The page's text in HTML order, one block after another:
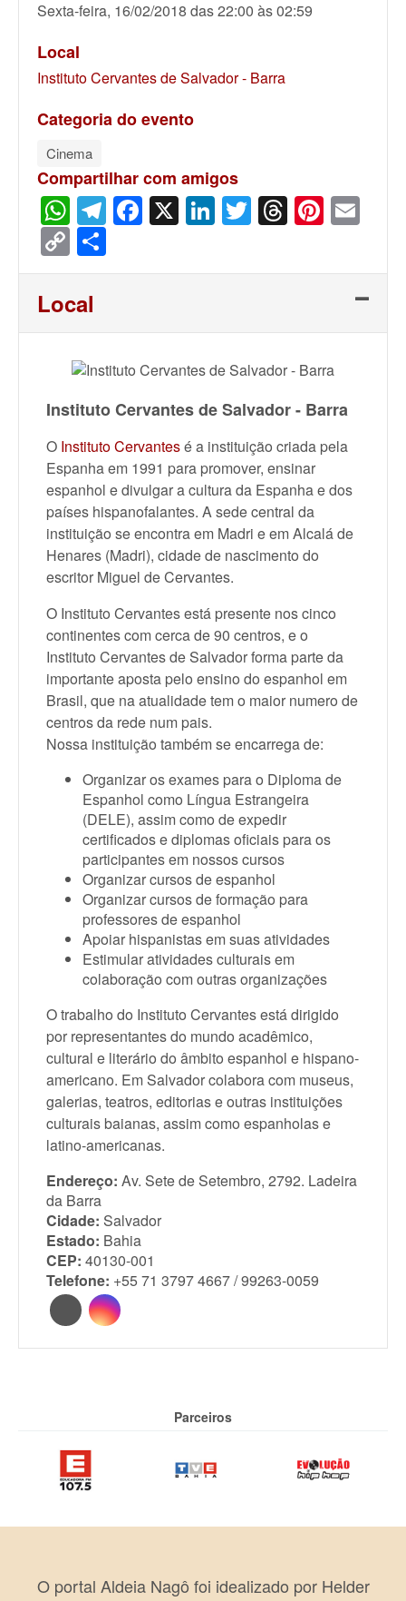
Sexta-feira, 16/02/2018 das 22:00 às 02:59
Local
Instituto Cervantes de Salvador - Barra
Categoria do evento
Cinema
Compartilhar com amigos
WhatsApp
Telegram
Facebook
X LinkedIn
Twitter
Threads
Copy
Link
Local
Instituto Cervantes de Salvador - Barra
O Instituto Cervantesé a instituição criada pela
Espanha em 1991 para promover, ensinar
espanhol e divulgar a cultura da Espanha e dos
países hispanofalantes. A sede central da
instituição se encontra em Madri e em Alcalá de
Henares (Madri), cidade de nascimento do
escritor Miguel de Cervantes.
O Instituto Cervantes está presente nos cinco
continentes com cerca de 90 centros, e o
Instituto Cervantes de Salvador forma parte da
importante aposta pelo ensino do espanhol em
Brasil, que na atualidade tem o maior numero de
centros da rede num pais.
Nossa instituição também se encarrega de:
Organizar os exames para o Diploma de
Espanhol como Língua Estrangeira
(DELE), assim como de expedir
certificados e diplomas oficiais para os
participantes em nossos cursos
Organizar cursos de espanhol
Organizar cursos de formação para
professores de espanhol
Apoiar hispanistas em suas atividades
Estimular atividades culturais em
colaboração com outras organizações
O trabalho do Instituto Cervantes está dirigido
por representantes do mundo acadêmico,
cultural e literário do âmbito espanhol e hispano-
americano. Em Salvador colabora com museus,
galerias, teatros, editorias e outras instituições
culturais baianas, assim como espanholas e
latino-americanas.
Endereço: Av. Sete de Setembro, 2792. Ladeira
da Barra
Cidade: Salvador
Estado: Bahia
CEP: 40130-001
Telefone: +55 71 3797 4667 / 99263-0059
Parceiros
O portal Aldeia Nagô foi idealizado por Helder